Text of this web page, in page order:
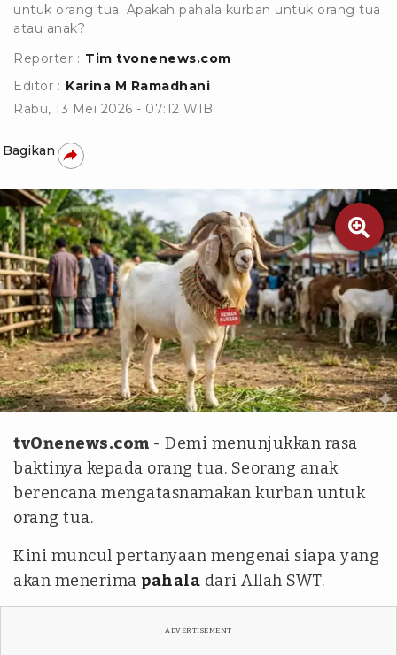
untuk orang tua. Apakah pahala kurban untuk orang tua
atau anak?
Reporter : Tim tvonenews.com
Editor : Karina M Ramadhani
Rabu, 13 Mei 2026 - 07:12 WIB
Bagikan

Ilustrasi AI Gemini
tvOnenews.com - Demi menunjukkan rasa
baktinya kepada orang tua. Seorang anak
berencana mengatasnamakan kurban untuk
orang tua.
Kini muncul pertanyaan mengenai siapa yang
akan menerima pahala dari Allah SWT.
ADVERTISEMENT